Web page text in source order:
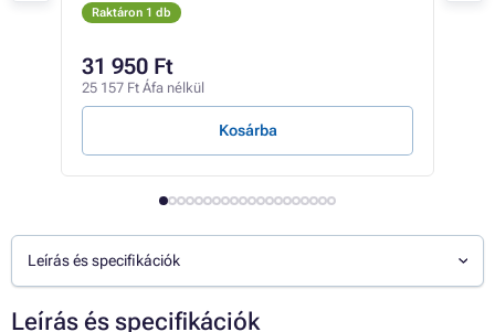
Raktáron 1 db
31 950 Ft
25 157 Ft Áfa nélkül
Kosárba
Leírás és specifikációk
Leírás és specifikációk